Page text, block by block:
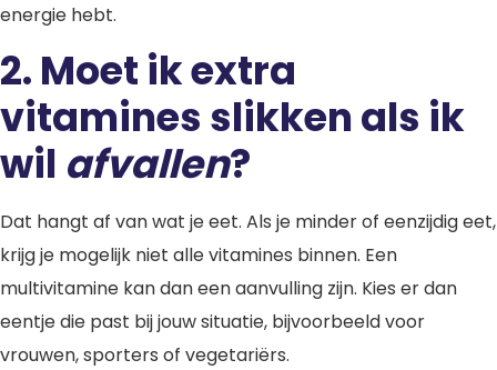
energie hebt.
2. Moet ik extra
vitamines slikken als ik
wil afvallen?
Dat hangt af van wat je eet. Als je minder of eenzijdig eet,
krijg je mogelijk niet alle vitamines binnen. Een
multivitamine kan dan een aanvulling zijn. Kies er dan
eentje die past bij jouw situatie, bijvoorbeeld voor
vrouwen, sporters of vegetariërs.